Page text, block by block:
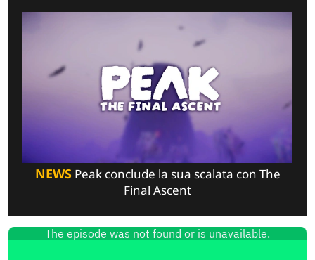
NEWSPeak conclude la sua scalata con The
Final Ascent